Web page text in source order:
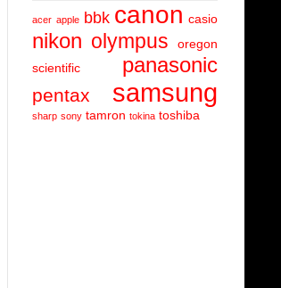
acer apple bbk canon casio
nikon olympus
oregon
scientific
panasonic
pentax samsung
sharp sony tamron tokina toshiba